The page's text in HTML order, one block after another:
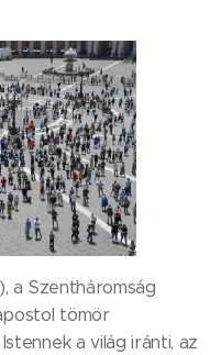
a Szentháromság
tömör
a világ iránti, az